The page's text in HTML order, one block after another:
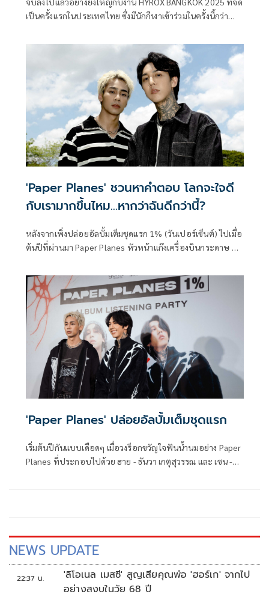
เป็นครั้งแรกในประเทศไทย ซึ่งมีนักกีฬาเข้าร่วมในครั้งนี้กว่า
บรรยากาศภายในงานเต็มไปด้วยความคึกคักตลอดทั้ง 2 วัน ณ
'Paper Planes' ชวนหาคำตอบ โลกจะใจดี
กับเรามากขึ้นไหม…หากว่าฉันดีกว่านี้?
หลังจากเพิ่งปล่อยอัลบั้มเต็มชุดแรก 1% (วันเปอร์เซ็นต์) ไปเมื่อ
ต้นปีที่ผ่านมา Paper Planes หัวหน้าแก๊งเครื่องบินกระดาษ นำ
(เบส) ภายใต้สังกัด genie records ในเครือ GMM MUSIC กลับ
มาชวนทุกคนหาคำตอบของคำถามแสนเจ็บปวด “หากว่าเราดี
กว่านี้… โลกก็คงใจดีกับเราใช่ไหม?”
'Paper Planes' ปล่อยอัลบั้มเต็มชุดแรก
เริ่มต้นปีกันแบบเดือดๆ เมื่อวงร็อกขวัญใจฟันน้ำนมอย่าง Paper
Planes ที่ประกอบไปด้วย ฮาย - ธันวา เกตุสุวรรณ และ เซน -
NEWS UPDATE
22:37 น.
'ลิโอเนล เมสซี' สูญเสียคุณพ่อ 'ฮอร์เก' จากไป
อย่างสงบในวัย 68 ปี